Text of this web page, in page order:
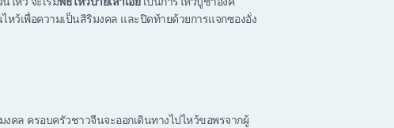
หว้เพื่อความเป็นสิริมงคล และปิดท้ายด้วยการแจกซองอั่ง
คล ครอบครัวชาวจีนจะออกเดินทางไปไหว้ขอพรจากผู้